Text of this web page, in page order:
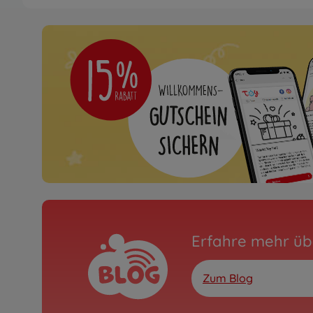
1:10 RC Desert Gator
DT-02
Nicht mehr verfügbar
Archiv
1:10 RC Neo Falcon
DT-02
300058401
1:10 RC Super Fighter
2WD Buggy
300058485
Nicht mehr verfügbar
Erfahre mehr
Zum Blog